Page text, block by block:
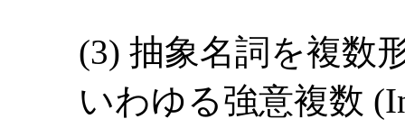
(3) 抽象名詞を複数
いわゆる強意複数